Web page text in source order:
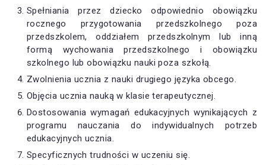
Spełniania przez dziecko odpowiednio obowiązku
rocznego przygotowania przedszkolnego poza
przedszkolem, oddziałem przedszkolnym lub inną
formą wychowania przedszkolnego i obowiązku
szkolnego lub obowiązku nauki poza szkołą.
Zwolnienia ucznia z nauki drugiego języka obcego.
Objęcia ucznia nauką w klasie terapeutycznej.
Dostosowania wymagań edukacyjnych wynikających z
programu nauczania do indywidualnych potrzeb
edukacyjnych ucznia.
Specyficznych trudności w uczeniu się.